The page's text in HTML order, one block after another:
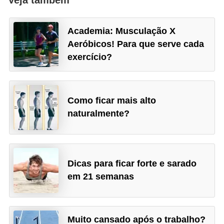
Academia: Musculação X
Aeróbicos! Para que serve cada
exercício?
Como ficar mais alto
naturalmente?
Dicas para ficar forte e sarado
em 21 semanas
Muito cansado após o trabalho?
e
a
e
s
s
ó
r
i
o
S
a
ú
d